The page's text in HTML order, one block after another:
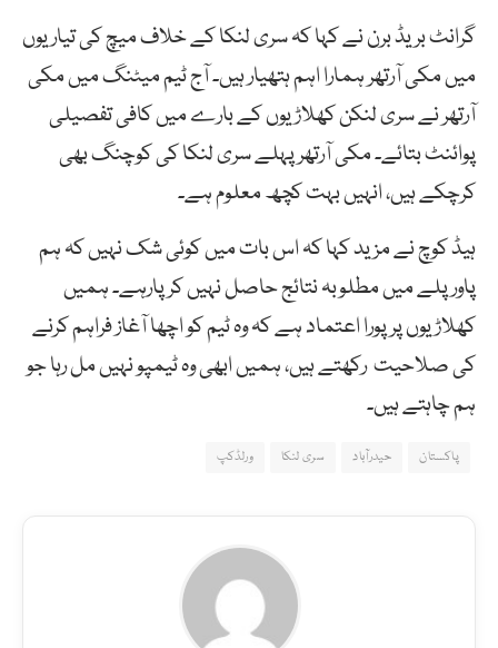
گرانٹ بریڈ برن نے کہا کہ سری لنکا کے خلاف میچ کی تیاریوں
میں مکی آرتھر ہمارا اہم ہتھیار ہیں۔ آج ٹیم میٹنگ میں مکی
آرتھر نے سری لنکن کھلاڑیوں کے بارے میں کافی تفصیلی
پوائنٹ بتائے۔ مکی آرتھر پہلے سری لنکا کی کوچنگ بھی
کرچکے ہیں، انہیں بہت کچھ معلوم ہے۔
ہیڈ کوچ نے مزید کہا کہ اس بات میں کوئی شک نہیں کہ ہم
پاور پلے میں مطلوبہ نتائج حاصل نہیں کر پارہے۔ ہمیں
کھلاڑیوں پر پورا اعتماد ہے کہ وہ ٹیم کو اچھا آغاز فراہم کرنے
کی صلاحیت رکھتے ہیں، ہمیں ابھی وہ ٹیمپو نہیں مل رہا جو
ہم چاہتے ہیں۔
پاکستان حیدرآباد سری لنکا ورلڈکپ